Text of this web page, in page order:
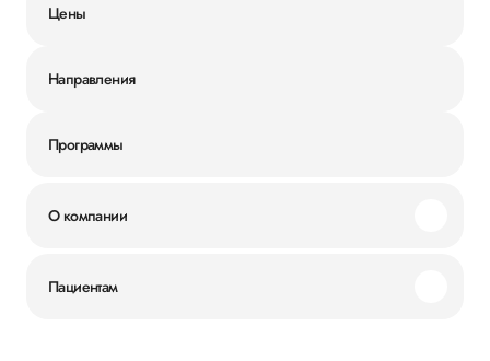
Цены
Направления
Программы
О компании
Пациентам